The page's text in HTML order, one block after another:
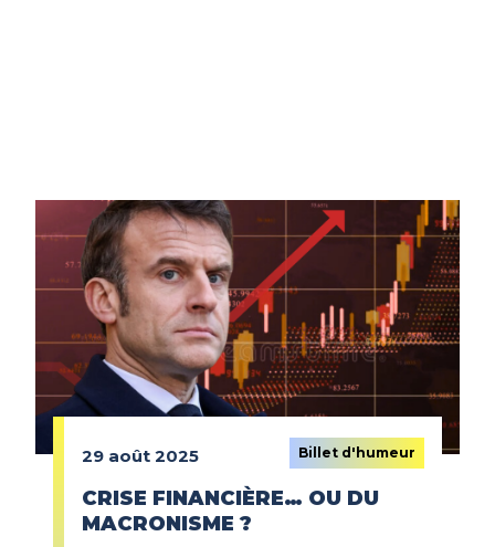
29 août 2025 Billet d'humeur
CRISE FINANCIÈRE… OU DU
MACRONISME ?